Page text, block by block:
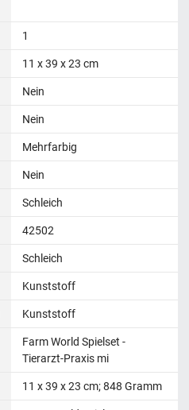
1
11 x 39 x 23 cm
Nein
Nein
Mehrfarbig
Nein
Schleich
42502
Schleich
Kunststoff
Kunststoff
Farm World Spielset -
Tierarzt-Praxis mi
‎11 x 39 x 23 cm; 848 Gramm